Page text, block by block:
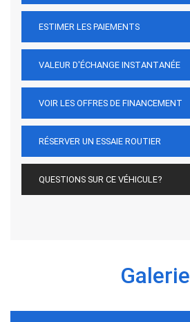
Galerie
ESTIMER LES PAIEMENTS
VALEUR D'ÉCHANGE INSTANTANÉE
VOIR LES OFFRES DE FINANCEMENT
RÉSERVER UN ESSAIE ROUTIER
QUESTIONS SUR CE VÉHICULE?